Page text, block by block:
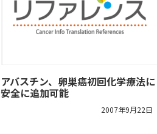
アバスチン、卵巣癌初回化学療法に
安全に追加可能
2007年9月22日